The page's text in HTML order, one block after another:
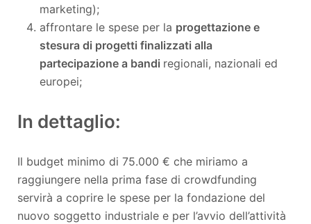
marketing);
affrontare le spese per la progettazione e
stesura di progetti finalizzati alla
partecipazione a bandi regionali, nazionali ed
europei;
In dettaglio:
Il budget minimo di 75.000 € che miriamo a
raggiungere nella prima fase di crowdfunding
servirà a coprire le spese per la fondazione del
nuovo soggetto industriale e per l’avvio dell’attività